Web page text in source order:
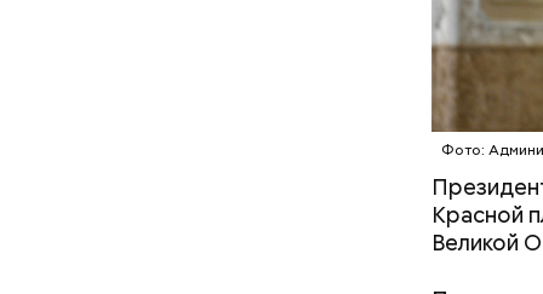
Фото:
Красной
Великой
—
Копылов.
Однако
полезна.
—